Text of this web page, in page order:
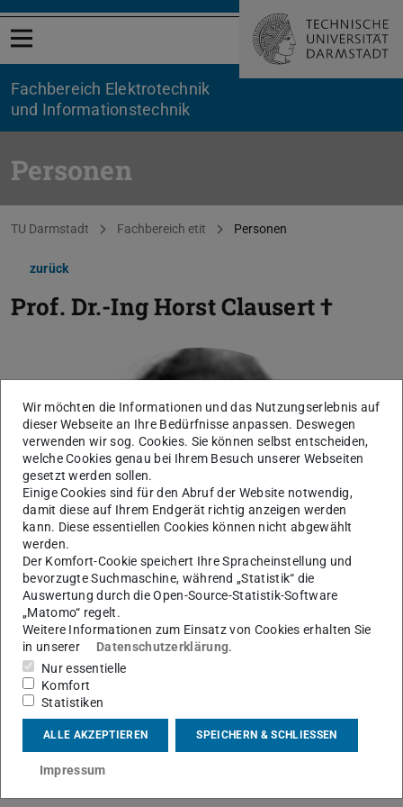
Menü öffnen
Fachbereich Elektrotechnik
und Informationstechnik
Personen
Sie befinden sich hier:
TU Darmstadt Fachbereich etit Personen
zurück
Prof. Dr.-IngHorst Clausert †
Wir möchten die Informationen und das Nutzungserlebnis auf
dieser Webseite an Ihre Bedürfnisse anpassen. Deswegen
verwenden wir sog. Cookies. Sie können selbst entscheiden,
welche Cookies genau bei Ihrem Besuch unserer Webseiten
gesetzt werden sollen.
Einige Cookies sind für den Abruf der Website notwendig,
damit diese auf Ihrem Endgerät richtig anzeigen werden
kann. Diese essentiellen Cookies können nicht abgewählt
werden.
Der Komfort-Cookie speichert Ihre Spracheinstellung und
bevorzugte Suchmaschine, während „Statistik“ die
Auswertung durch die Open-Source-Statistik-Software
„Matomo“ regelt.
Weitere Informationen zum Einsatz von Cookies erhalten Sie
in unserer
Datenschutzerklärung.
Nur essentielle
Komfort
Statistiken
ALLE AKZEPTIEREN SPEICHERN & SCHLIESSEN
Impressum